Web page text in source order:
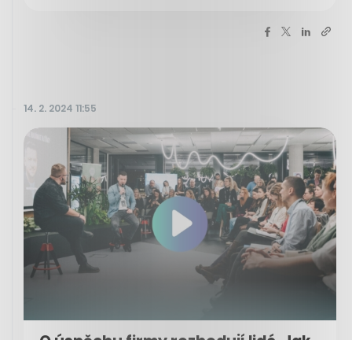
14. 2. 2024 11:55